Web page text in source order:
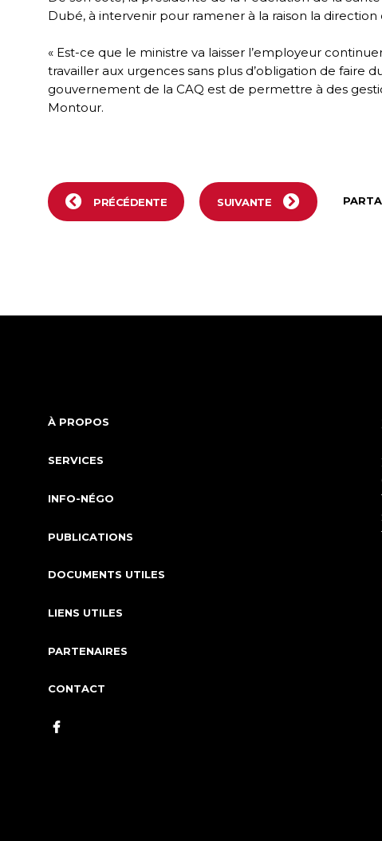
Dubé, à intervenir pour ramener à la raison la direction
« Est-ce que le ministre va laisser l’employeur
travailler aux urgences sans plus d’obligation de
gouvernement de la CAQ est de permettre à des
Montour.
PRÉCÉDENTE SUIVANTE
À PROPOS
SERVICES
INFO-NÉGO
PUBLICATIONS
DOCUMENTS UTILES
LIENS UTILES
PARTENAIRES
CONTACT